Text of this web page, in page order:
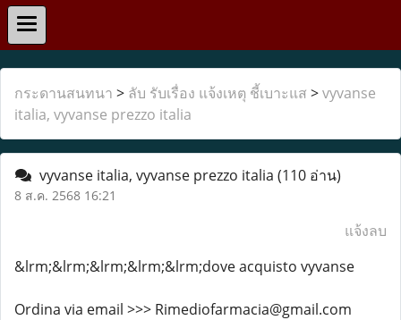
กระดานสนทนา > ลับ รับเรื่อง แจ้งเหตุ ชี้เบาะแส >vyvanse
italia, vyvanse prezzo italia
vyvanse italia, vyvanse prezzo italia (110 อ่าน)
8 ส.ค. 2568 16:21
แจ้งลบ
&lrm;&lrm;&lrm;&lrm;&lrm;dove acquisto vyvanse
Ordina via email >>> Rimediofarmacia@gmail.com